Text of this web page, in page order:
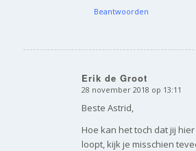
Beantwoorden
Erik de Groot
zegt:
28 november 2018 op 13:11
Beste Astrid,
Hoe kan het toch dat jij
loopt, kijk je misschien